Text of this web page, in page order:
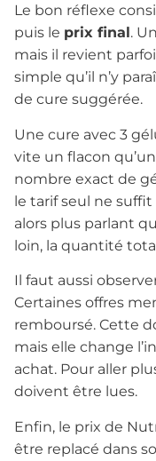
Le bon réflexe
puis le prix final .
mais il revient
simple qu’il n’y
de cure suggérée.
Une cure avec 3
vite un flacon
nombre exact de
le tarif seul ne
alors plus parlant
loin, la quantité
Il faut aussi
Certaines offres
remboursé. Cette
mais elle change
achat. Pour aller
doivent être lues.
Enfin, le prix de
être replacé dans